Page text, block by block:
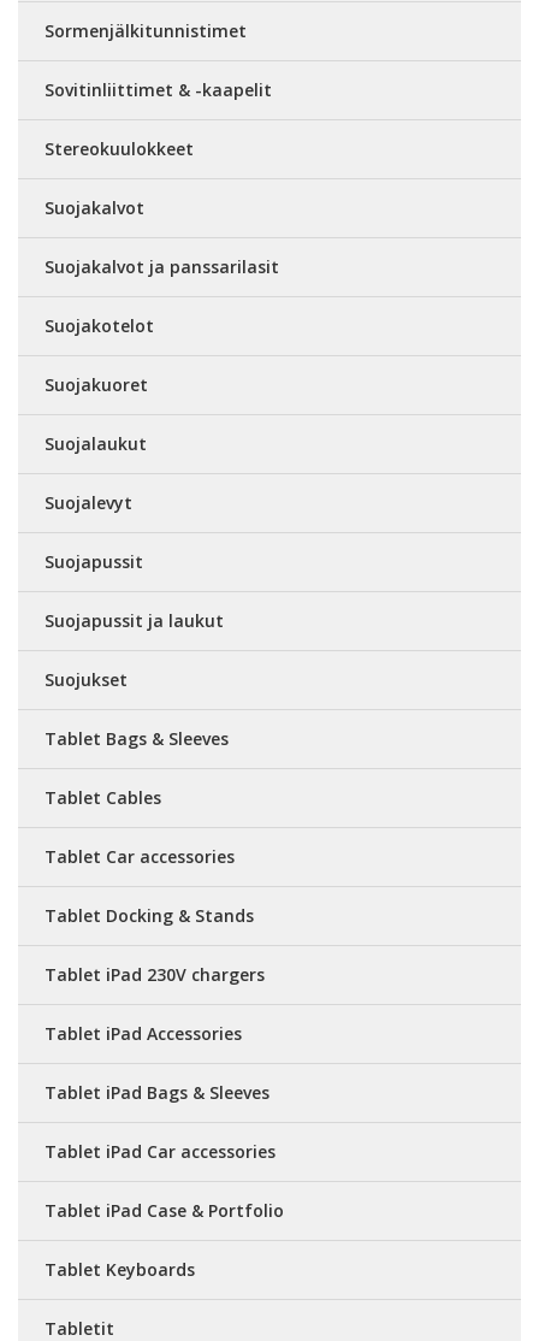
Sormenjälkitunnistimet
Sovitinliittimet & -kaapelit
Stereokuulokkeet
Suojakalvot
Suojakalvot ja panssarilasit
Suojakotelot
Suojakuoret
Suojalaukut
Suojalevyt
Suojapussit
Suojapussit ja laukut
Suojukset
Tablet Bags & Sleeves
Tablet Cables
Tablet Car accessories
Tablet Docking & Stands
Tablet iPad 230V chargers
Tablet iPad Accessories
Tablet iPad Bags & Sleeves
Tablet iPad Car accessories
Tablet iPad Case & Portfolio
Tablet Keyboards
Tabletit